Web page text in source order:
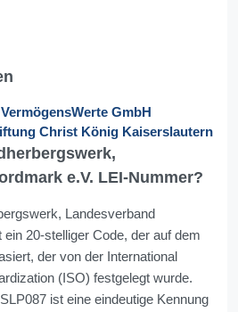
GmbH
Christ König Kaiserslautern
e.V. LEI-Nummer?
Landesverband
20-stelliger Code, der auf dem
der von der International
(ISO) festgelegt wurde.
ist eine eindeutige Kennung